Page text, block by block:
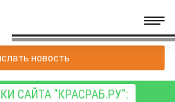
новость
САЙТА "КРАСРАБ.РУ":